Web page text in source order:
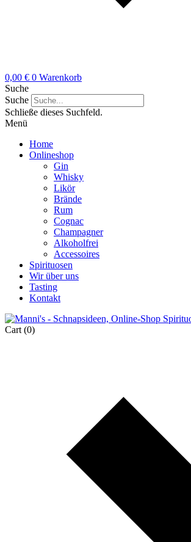
0,00 € 0 Warenkorb
Suche
Suche
Schließe dieses Suchfeld.
Menü
Home
Onlineshop
Gin
Whisky
Likör
Brände
Rum
Cognac
Champagner
Alkoholfrei
Accessoires
Spirituosen
Wir über uns
Tasting
Kontakt
Cart (0)